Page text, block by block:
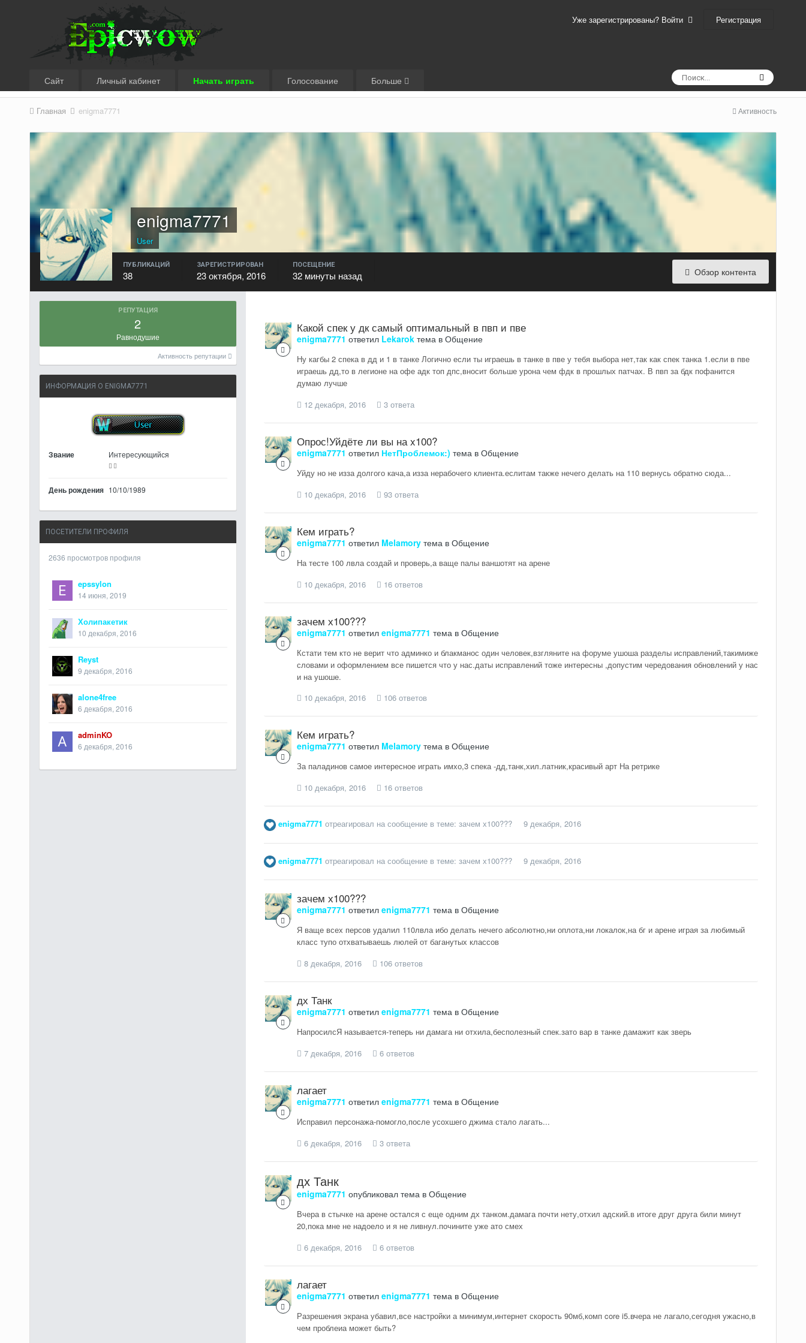
Уже зарегистрированы? Войти Регистрация
Сайт Личный кабинет Начать играть Голосование Больше
Активность
Главная enigma7771
enigma7771
User
Обзор контента
ПУБЛИКАЦИЙ
38
ЗАРЕГИСТРИРОВАН
23 октября, 2016
ПОСЕЩЕНИЕ
32 минуты назад
РЕПУТАЦИЯ
2
Равнодушие
Активность репутации
ИНФОРМАЦИЯ О ENIGMA7771
Звание Интересующийся
День рождения 10/10/1989
ПОСЕТИТЕЛИ ПРОФИЛЯ
2636 просмотров профиля
epssylon
14 июня, 2019
Холипакетик
10 декабря, 2016
Reyst
9 декабря, 2016
alone4free
6 декабря, 2016
adminKO
6 декабря, 2016
Какой спек у дк самый оптимальный в пвп и пве
enigma7771 ответил Lekarokтема в Общение
Ну кагбы 2 спека в дд и 1 в танке Логично если ты играешь в танке в пве у тебя выбора нет,так как спек танка 1.если в пве
играешь дд,то в легионе на офе адк топ дпс,вносит больше урона чем фдк в прошлых патчах. В пвп за бдк пофанится
думаю лучше
12 декабря, 2016
3 ответа
Опрос!Уйдёте ли вы на x100?
enigma7771 ответил НетПроблемок:) тема в Общение
Уйду но не изза долгого кача,а изза нерабочего клиента.еслитам также нечего делать на 110 вернусь обратно сюда...
10 декабря, 2016
93 ответа
Кем играть?
enigma7771 ответил Melamoryтема в Общение
На тесте 100 лвла создай и проверь,а ваще палы ваншотят на арене
10 декабря, 2016
16 ответов
зачем х100???
enigma7771 ответил enigma7771 тема в Общение
Кстати тем кто не верит что админко и блакманос один человек,взгляните на форуме ушоша разделы исправлений,такимиже
словами и оформлением все пишется что у нас.даты исправлений тоже интересны ,допустим чередования обновлений у нас
и на ушоше.
10 декабря, 2016
106 ответов
Кем играть?
enigma7771 ответил Melamoryтема в Общение
За паладинов самое интересное играть имхо,3 спека -дд,танк,хил.латник,красивый арт На ретрике
10 декабря, 2016
16 ответов
enigma7771 отреагировал на сообщение в теме: зачем х100??? 9 декабря, 2016
enigma7771 отреагировал на сообщение в теме: зачем х100??? 9 декабря, 2016
зачем х100???
enigma7771 ответил enigma7771 тема в Общение
Я ваще всех персов удалил 110лвла ибо делать нечего абсолютно,ни оплота,ни локалок,на бг и арене играя за любимый
класс тупо отхватываешь люлей от баганутых классов
8 декабря, 2016
106 ответов
дх Танк
enigma7771 ответил enigma7771 тема в Общение
НапросилсЯ называется-теперь ни дамага ни отхила,бесполезный спек.зато вар в танке дамажит как зверь
7 декабря, 2016
6 ответов
лагает
enigma7771 ответил enigma7771 тема в Общение
Исправил персонажа-помогло,после усохшего джима стало лагать...
6 декабря, 2016
3 ответа
дх Танк
enigma7771 опубликовал тема в Общение
Вчера в стычке на арене остался с еще одним дх танком.дамага почти нету,отхил адский.в итоге друг друга били минут
20,пока мне не надоело и я не ливнул.почините уже ато смех
6 декабря, 2016
6 ответов
лагает
enigma7771 ответил enigma7771 тема в Общение
Разрешения экрана убавил,все настройки а минимум,интернет скорость 90мб,комп core i5.вчера не лагало,сегодня ужасно,в
чем проблеиа может быть?